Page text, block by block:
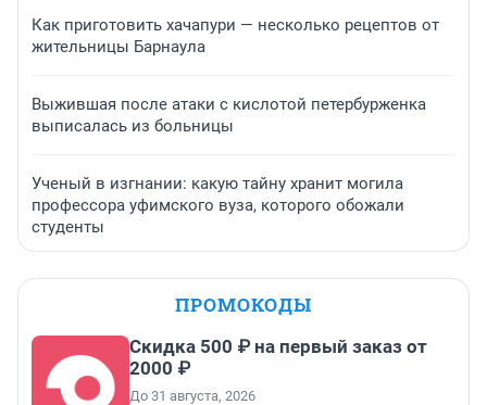
Как приготовить хачапури — несколько рецептов от
жительницы Барнаула
Выжившая после атаки с кислотой петербурженка
выписалась из больницы
Ученый в изгнании: какую тайну хранит могила
профессора уфимского вуза, которого обожали
студенты
ПРОМОКОДЫ
Скидка 500 ₽ на первый заказ от
2000 ₽
До 31 августа, 2026